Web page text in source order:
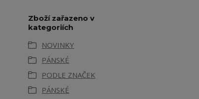
Zboží zařazeno v
kategoriích
NOVINKY
PÁNSKÉ
PODLE ZNAČEK
PÁNSKÉ